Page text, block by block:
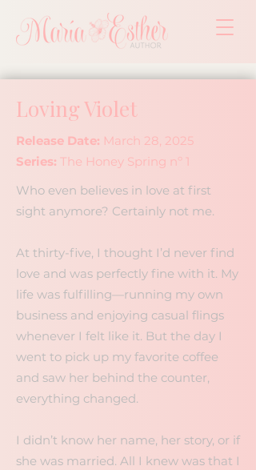
Loving Violet
Release Date: March 28, 2025
Series: The Honey Spring nº 1
Who even believes in love at first
sight anymore? Certainly not me.
At thirty-five, I thought I’d never find
love and was perfectly fine with it. My
life was fulfilling—running my own
business and enjoying casual flings
whenever I felt like it. But the day I
went to pick up my favorite coffee
and saw her behind the counter,
everything changed.
I didn’t know her name, her story, or if
she was married. All I knew was that I